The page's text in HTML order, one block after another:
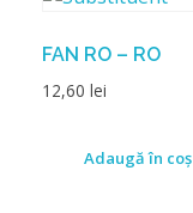
FAN RO – RO
12,60 lei
Adaugă în coș